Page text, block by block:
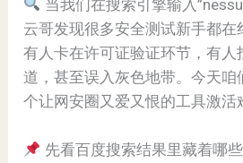
当我们在搜索引擎输入
云哥发现很多安全测试新手都
有人卡在许可证验证环节，有人
道，甚至误入灰色地带。今天咱
个让网安圈又爱又恨的工具激活
先看百度搜索结果里藏着哪